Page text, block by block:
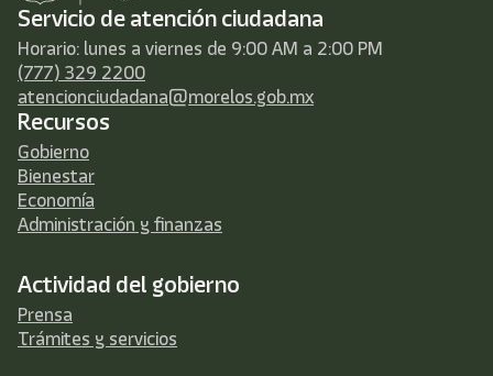
Servicio de atención ciudadana
Horario: lunes a viernes de 9:00 AM a 2:00 PM
(777) 329 2200
atencionciudadana@morelos.gob.mx
Recursos
Gobierno
Bienestar
Economía
Administración y finanzas
Actividad del gobierno
Prensa
Trámites y servicios